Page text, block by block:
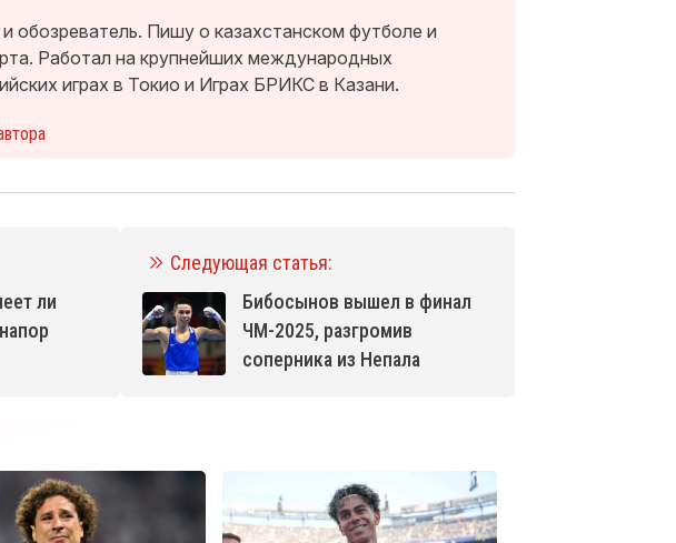
обозреватель. Пишу о казахстанском футболе и
Работал на крупнейших международных
играх в Токио и Играх БРИКС в Казани.
ли
Следующая статья:
Бибосынов вышел в финал
ЧМ-2025, разгромив
соперника из Непала